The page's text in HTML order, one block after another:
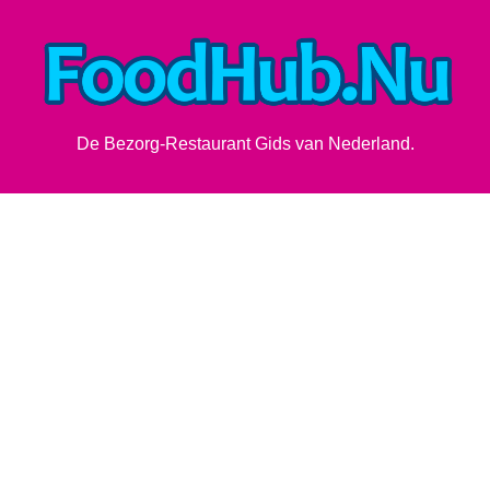
De Bezorg-Restaurant Gids van Nederland.